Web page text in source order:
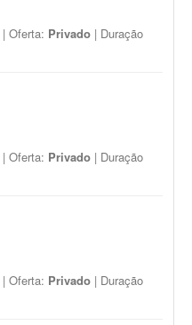
| Oferta: Privado | Duração
| Oferta: Privado | Duração
| Oferta: Privado | Duração